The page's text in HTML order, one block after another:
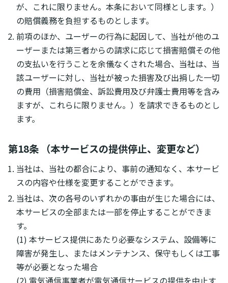
が、これに限りません。本条において同様とします。）
の賠償義務を負担するものとします。
前項のほか、ユーザーの行為に起因して、当社が他のユ
ーザーまたは第三者からの請求に応じて損害賠償その他
の支払いを行うことを余儀なくされた場合、当社は、当
該ユーザーに対し、当社が被った損害及び出捐した一切
の費用（損害賠償金、訴訟費用及び弁護士費用等を含み
ますが、これらに限りません。）を請求できるものとし
ます。
第18条 （本サービスの提供停止、変更など）
当社は、当社の都合により、事前の通知なく、本サービ
スの内容や仕様を変更することができます。
当社は、次の各号のいずれかの事由が生じた場合には、
本サービスの全部または一部を停止することができま
す。
(1) 本サービス提供にあたり必要なシステム、設備等に
障害が発生し、またはメンテナンス、保守もしくは工事
等が必要となった場合
(2) 電気通信事業者が電気通信サービスの提供を中止す